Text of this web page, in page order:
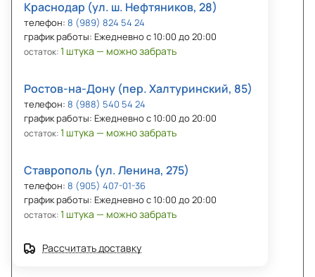
Краснодар (ул. ш. Нефтяников, 28)
телефон: 8 (989) 824 54 24
график работы: Ежедневно с 10:00 до 20:00
остаток:1 штука — можно забрать
Ростов-на-Дону (пер. Халтуринский, 85)
телефон: 8 (988) 540 54 24
график работы: Ежедневно с 10:00 до 20:00
остаток:1 штука — можно забрать
Ставрополь (ул. Ленина, 275)
телефон: 8 (905) 407-01-36
график работы: Ежедневно с 10:00 до 20:00
остаток:1 штука — можно забрать
Рассчитать доставку